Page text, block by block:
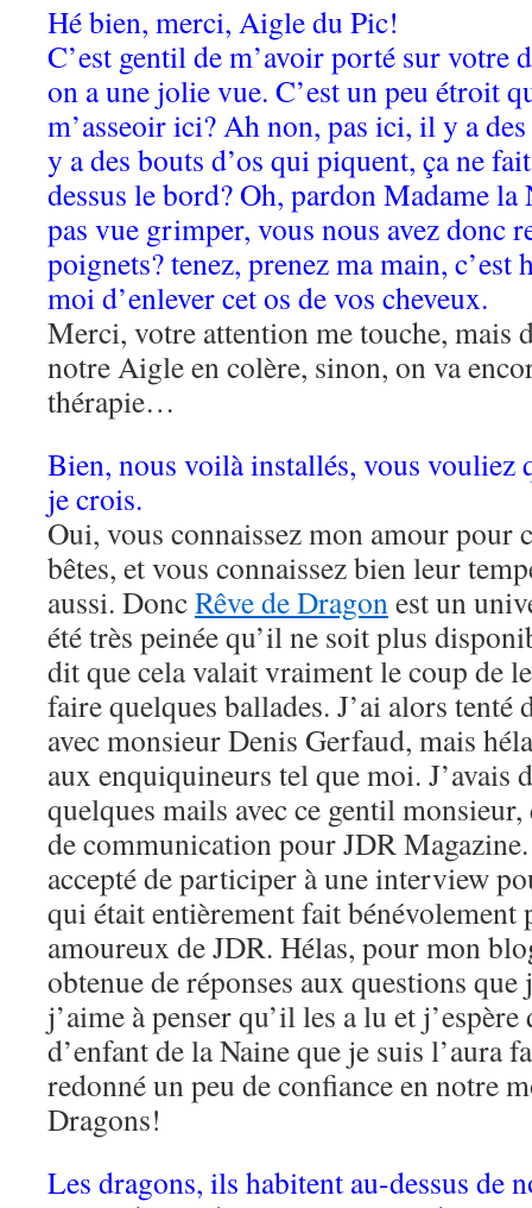
Hé bien, merci, Aigle du Pic!
C’est gentil de m’avoir porté sur votre
on a une jolie vue. C’est un peu étroit
m’asseoir ici? Ah non, pas ici, il y a
y a des bouts d’os qui piquent, ça ne
dessus le bord? Oh, pardon Madame la
pas vue grimper, vous nous avez donc
poignets? tenez, prenez ma main, c’est
moi d’enlever cet os de vos cheveux.
Merci, votre attention me touche, mais
notre Aigle en colère, sinon, on va
thérapie…
Bien, nous voilà installés, vous vouliez
je crois.
Oui, vous connaissez mon amour pour
bêtes, et vous connaissez bien leur
aussi. DoncRêve de Dragonest un
été très peinée qu’il ne soit plus
dit que cela valait vraiment le coup de
faire quelques ballades. J’ai alors tenté
avec monsieur Denis Gerfaud, mais
aux enquiquineurs tel que moi. J’avais
quelques mails avec ce gentil monsieur,
de communication pour JDR
accepté de participer à une interview
qui était entièrement fait bénévolement
amoureux de JDR. Hélas, pour mon
obtenue de réponses aux questions
j’aime à penser qu’il les a lu et
d’enfant de la Naine que je suis l’aura
redonné un peu de confiance en notre
Dragons!
Les dragons, ils habitent au-dessus de